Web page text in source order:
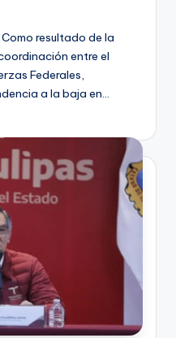
resultado de la
entre el
Federales,
a la baja en…